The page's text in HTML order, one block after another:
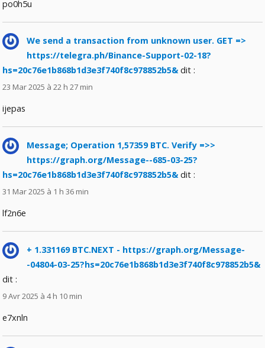
po0h5u
We send a transaction from unknown user. GET =>
https://telegra.ph/Binance-Support-02-18?
hs=20c76e1b868b1d3e3f740f8c978852b5& dit :
23 Mar 2025 à 22 h 27 min
ijepas
Message; Operation 1,57359 BTC. Verify =>>
https://graph.org/Message--685-03-25?
hs=20c76e1b868b1d3e3f740f8c978852b5& dit :
31 Mar 2025 à 1 h 36 min
lf2n6e
+ 1.331169 BTC.NEXT - https://graph.org/Message-
-04804-03-25?hs=20c76e1b868b1d3e3f740f8c978852b5&
dit :
9 Avr 2025 à 4 h 10 min
e7xnln